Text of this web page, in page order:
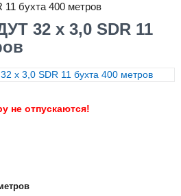
бухта 400 метров
32 х 3,0 SDR 11
не отпускаются!